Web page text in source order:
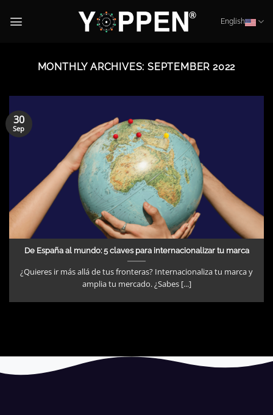
English
MONTHLY ARCHIVES:SEPTEMBER 2022
De España al mundo: 5 claves para internacionalizar tu marca
¿Quieres ir más allá de tus fronteras? Internacionaliza tu marca y
amplia tu mercado. ¿Sabes [...]
30
Sep